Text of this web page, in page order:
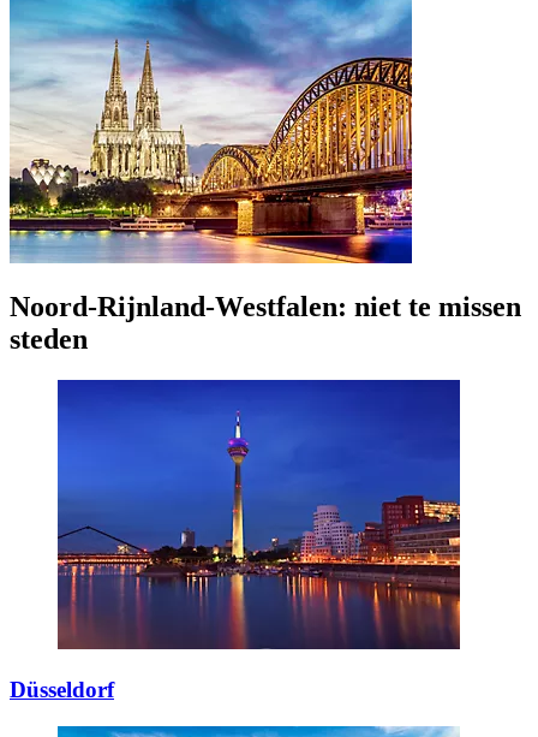
Noord-Rijnland-Westfalen: niet te missen
steden
Düsseldorf